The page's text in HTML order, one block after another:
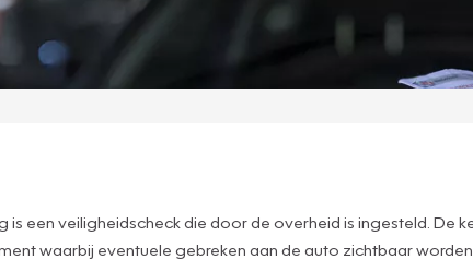
een veiligheidscheck die door de overheid is ingesteld. De
waarbij eventuele gebreken aan de auto zichtbaar